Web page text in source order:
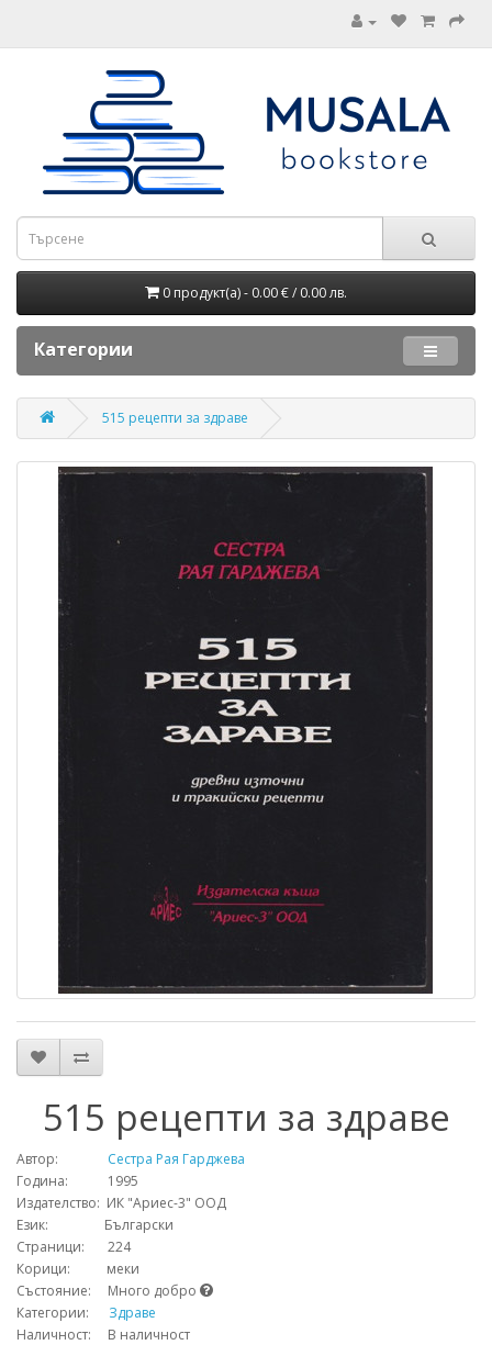
0 продукт(а) - 0.00 € / 0.00 лв.
Категории
515 рецепти за здраве
515 рецепти за здраве
Автор:
Сестра Рая Гарджева
Година: 1995
Издателство: ИК "Ариес-3" ООД
Език: Български
Страници: 224
Корици: меки
Състояние: Много добро
Категории: Здраве
Наличност: В наличност